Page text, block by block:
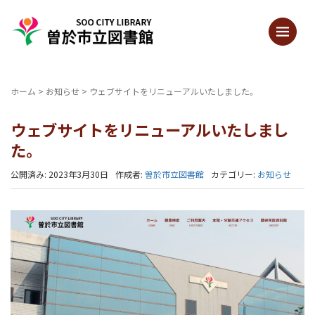
ホーム > お知らせ > ウェブサイトをリニューアルいたしました。
ウェブサイトをリニューアルいたしまし
た。
公開済み: 2023年3月30日 作成者: 曽於市立図書館 カテゴリー: お知らせ